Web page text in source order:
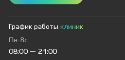
График работы клиник
Пн-Вс
08:00 — 21:00